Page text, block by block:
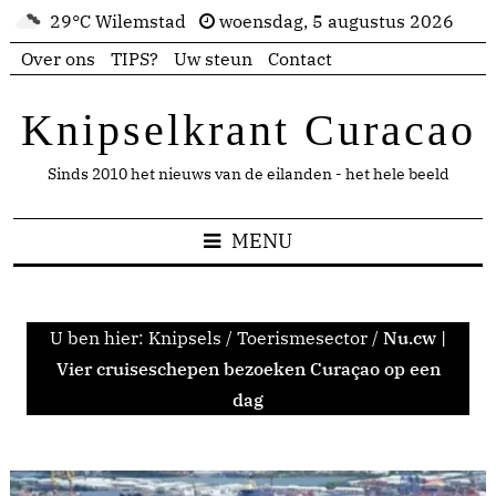
29°C Wilemstad
woensdag, 5 augustus 2026
Over ons
TIPS? Uw steun Contact
Knipselkrant Curacao
Sinds 2010 het nieuws van de eilanden - het hele beeld
MENU
U ben hier: Knipsels / Toerismesector / Nu.cw |
Vier cruiseschepen bezoeken Curaçao op een
dag